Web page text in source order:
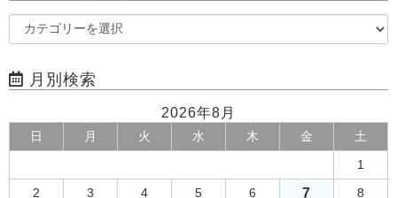
月別検索
2026年8月
日 月 火 水 木 金 土
1
2 3 4 5 6 7 8